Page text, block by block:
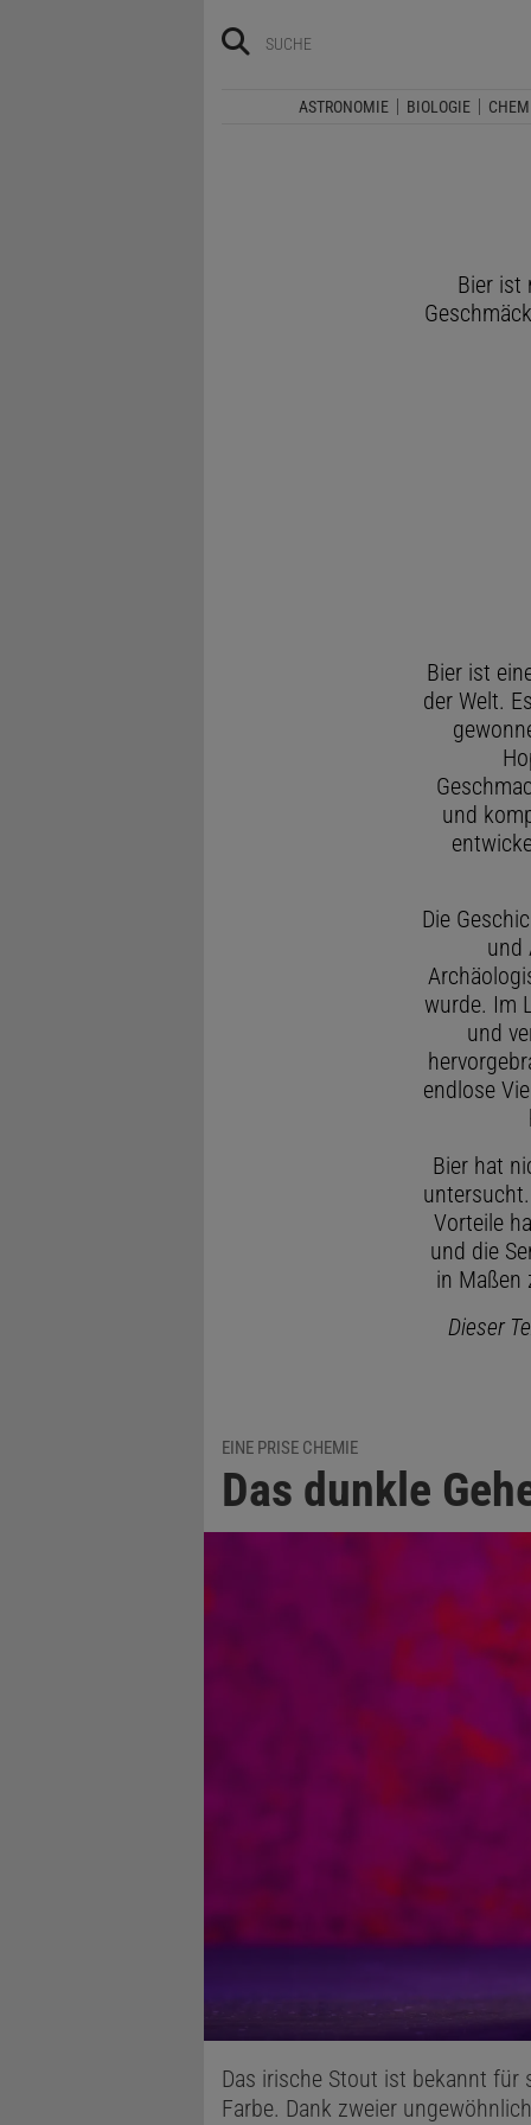
ASTRONOMIE BIOLOGIE
Bier ist
Bier ist
der Welt.
und
Die
und
wurde. Im
und
endlose
Bier hat
Vorteile
und die
in Maßen
Dieser
EINE PRISE CHEMIE
Das dunkle
Das irische Stout ist bekannt für
Farbe. Dank zweier